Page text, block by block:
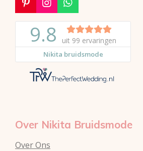
P
i
n
e
e
I
n
s
t
a
g
r
a
m
W
h
a
t
s
A
p
Over Nikita Bruidsmode
Over Ons